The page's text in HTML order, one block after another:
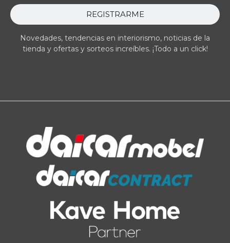
REGISTRARME
Novedades, tendencias en interiorismo, noticias de la
tienda y ofertas y sorteos increíbles. ¡Todo a un click!